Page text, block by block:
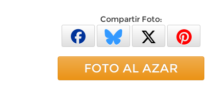
Compartir Foto:
FOTO AL AZAR